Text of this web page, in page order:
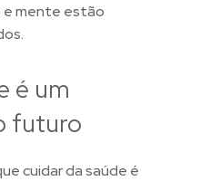
e mente estão
é um
futuro
cuidar da saúde é